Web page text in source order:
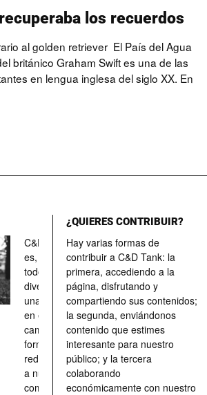
los recuerdos
al golden retriever El País del Agua
británico Graham Swift es una de las
en lengua inglesa del siglo XX. En
C&D Tank
es, ante
todo, un
divertimento,
una parada
en el
camino, una
forma de
redescubrir
a nuestros
compañeros
¿QUIERES CONTRIBUIR?
Hay varias formas de
contribuir a C&D Tank: la
primera, accediendo a la
página, disfrutando y
compartiendo sus contenidos;
la segunda, enviándonos
contenido que estimes
interesante para nuestro
público; y la tercera
colaborando
económicamente con nuestro